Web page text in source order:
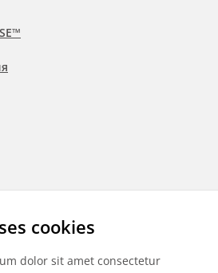
cookies
dolor sit amet consectetur